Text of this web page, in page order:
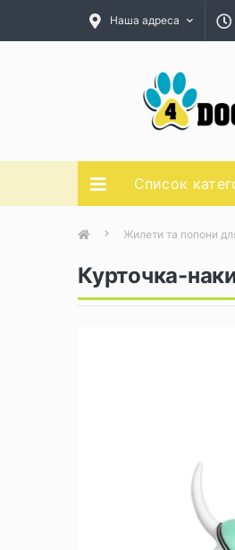
Наша адреса
Список
Жилети та попони
Курточка-